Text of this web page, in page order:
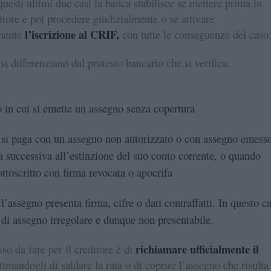
e poi procedere giudizialmente o se attivare
l’iscrizione al CRIF, con tutte le conseguenze del caso.
differenziano dal protesto bancario che si verifica:
in cui si emette un assegno senza copertura
paga con un assegno non autorizzato o con assegno
successiva all’estinzione del suo conto corrente, o quando
con firma revocata o apocrifa
presenta firma, cifre o dati contraffatti. In questo
assegno irregolare e dunque non presentabile.
da fare per il creditore è di richiamare ufficialmente il
di saldare la rata o di coprire l’assegno che risulta